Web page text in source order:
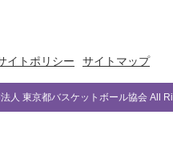
イトポリシー サイトマップ
人 東京都バスケットボール協会 All